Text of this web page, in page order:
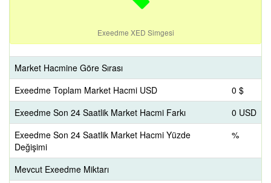
Exeedme XED Simgesi
Market Hacmine Göre Sırası
Exeedme Toplam Market Hacmi USD
0 $
Exeedme Son 24 Saatlik Market Hacmi Farkı
0 USD
Exeedme Son 24 Saatlik Market Hacmi Yüzde
Değişimi
%
Mevcut Exeedme Miktarı